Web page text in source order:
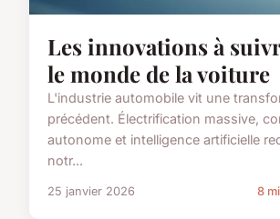
Les innovations à
le monde de la voiture
L'industrie automobile vit une
précédent. Électrification massive,
autonome et intelligence artificielle
notr...
25 janvier 2026 8